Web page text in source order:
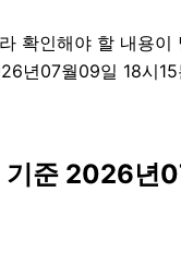
확인해야 할 내용
년07월09일 18시
기준 2026년